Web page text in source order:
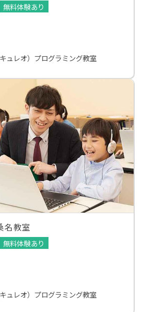
無料体験あり
ュレオ）プログラミング教室
名教室
無料体験あり
ュレオ）プログラミング教室